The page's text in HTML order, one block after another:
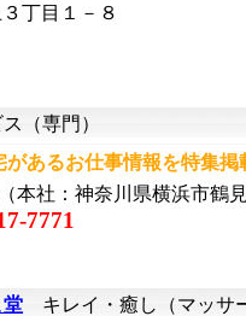
丁目１－８
（専門）
があるお仕事情報を特集
本社：神奈川県横浜市鶴
7771
キレイ・癒し（マッサ